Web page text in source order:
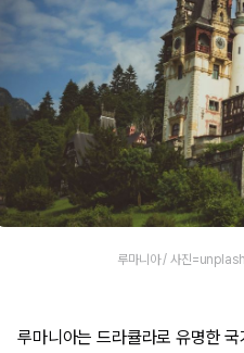
루마니아 / 사진
루마니아는 드라큘라로 유명한